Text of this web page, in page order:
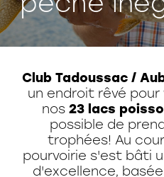
pêche
Club Tadoussac /
un endroit rêvé pour
nos23 lacs
possible de
trophées! Au
pourvoirie s'est bâti
d'excellence,